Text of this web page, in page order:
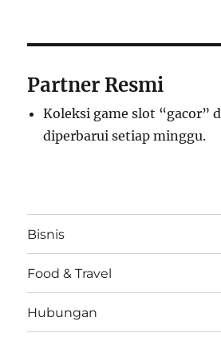
Partner Resmi
Koleksi game slot “gacor”
diperbarui setiap minggu.
Bisnis
Food & Travel
Hubungan